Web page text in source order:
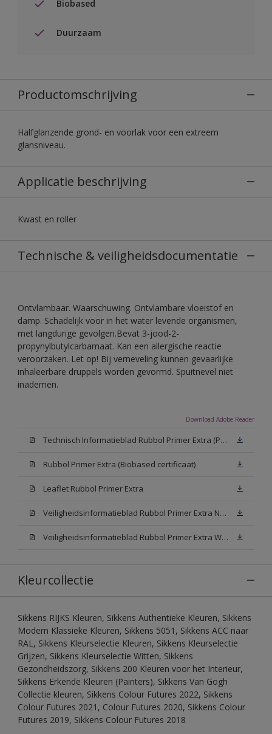
Biobased
Duurzaam
Productomschrijving
Halfglanzende grond- en voorlak voor een extreem
glansniveau.
Applicatie beschrijving
Kwast en roller
Technische & veiligheidsdocumentatie
Ontvlambaar. Waarschuwing. Ontvlambare vloeistof en
damp. Schadelijk voor in het water levende organismen,
met langdurige gevolgen.Bevat 3-jood-2-
propynylbutylcarbamaat. Kan een allergische reactie
veroorzaken. Let op! Bij verneveling kunnen gevaarlijke
inhaleerbare druppels worden gevormd. Spuitnevel niet
inademen.
Download Adobe Reader
Technisch Informatieblad Rubbol Primer Extra (PDF)
Rubbol Primer Extra (Biobased certificaat)
Leaflet Rubbol Primer Extra
Veiligheidsinformatieblad Rubbol Primer Extra N00 (MSDS)
Veiligheidsinformatieblad Rubbol Primer Extra White W05 (MSDS)
Kleurcollectie
Sikkens RIJKS Kleuren, Sikkens Authentieke Kleuren, Sikkens
Modern Klassieke Kleuren, Sikkens 5051, Sikkens ACC naar
RAL, Sikkens Kleurselectie Kleuren, Sikkens Kleurselectie
Grijzen, Sikkens Kleurselectie Witten, Sikkens
Gezondheidszorg, Sikkens 200 Kleuren voor het Interieur,
Sikkens Erkende Kleuren (Painters), Sikkens Van Gogh
Collectie kleuren, Sikkens Colour Futures 2022, Sikkens
Colour Futures 2021, Colour Futures 2020, Sikkens Colour
Futures 2019, Sikkens Colour Futures 2018